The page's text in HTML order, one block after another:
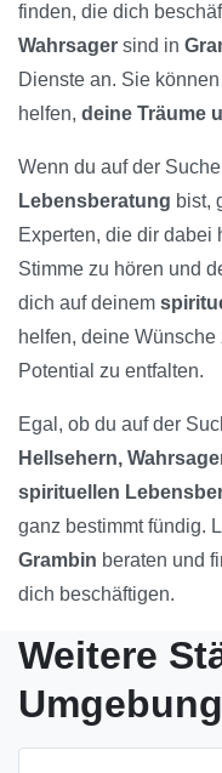
finden, die dich
Wahrsager sind in
Dienste an. Sie
helfen, deine Träume
Wenn du auf der
Lebensberatung bist,
Experten, die dir dabei
Stimme zu hören und
dich auf deinem
helfen, deine
Potential zu entfalten.
Egal, ob du auf der
Hellsehern,
spirituellen
ganz bestimmt fündig.
Grambin beraten und
dich beschäftigen.
Weitere
Umgebung